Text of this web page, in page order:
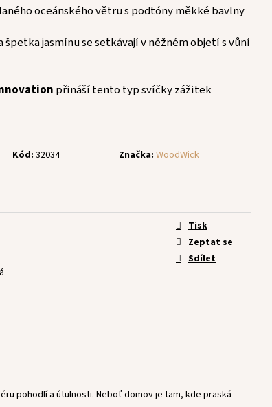
oceánského větru s podtóny měkké bavlny
špetka jasmínu se setkávají v něžném objetí s vůní
přináší tento typ svíčky zážitek
Kód: 32034 Značka: WoodWick
Tisk
Zeptat se
Sdílet
pohodlí a útulnosti. Neboť domov je tam, kde praská